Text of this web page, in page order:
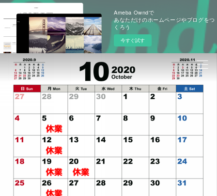
Ameba Owndで
あなただけのホームページやブログをつ
くろう
今すぐ試す